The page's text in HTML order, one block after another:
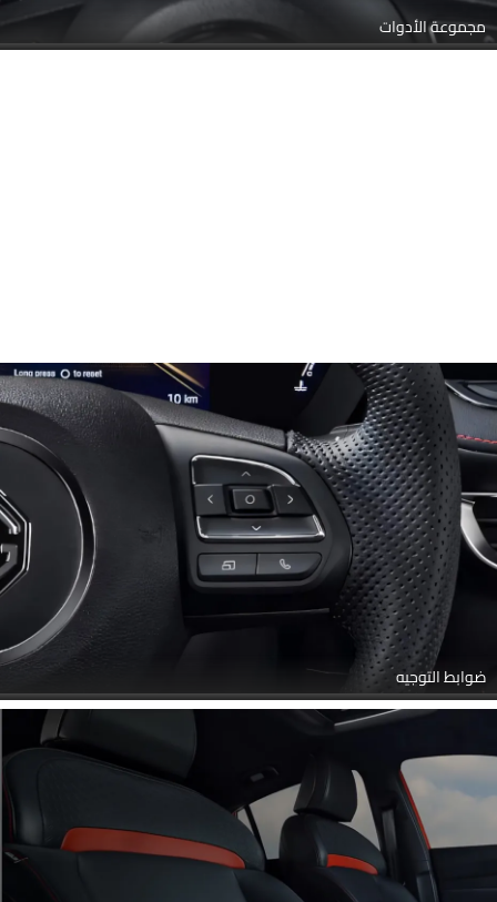
مجموعة الأدوات
ضوابط التوجيه